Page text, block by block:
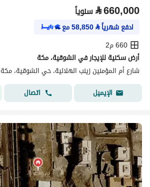
⃁660,000 سنوياً
ادفع شهرياً⃁
58,850مع
660 م2
أرض سكنية للإيجار في الشوقية، مكة
شارع أم المؤمنين زينب الهلالية، حي الشوقية، مكة
الإيميل
اتصال